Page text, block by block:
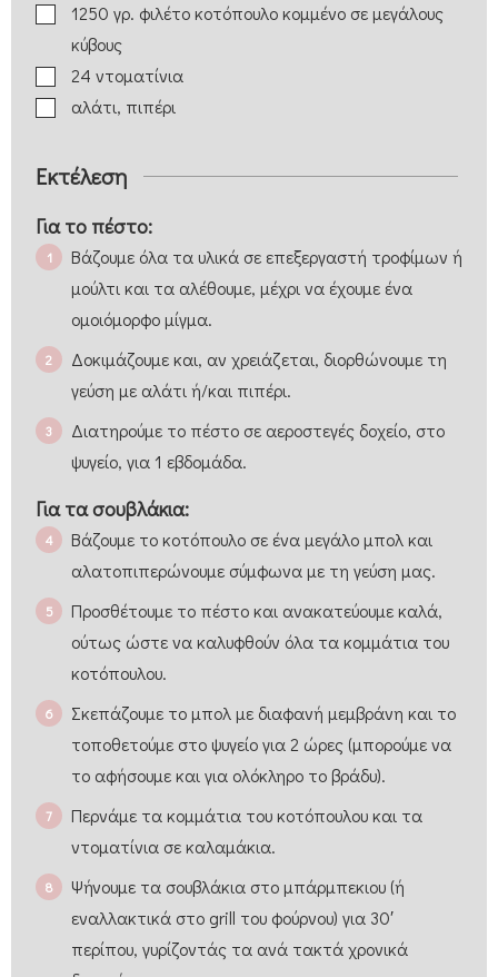
1250 γρ. φιλέτο κοτόπουλοκομμένο σε μεγάλους
κύβους
24 ντοματίνια
αλάτι, πιπέρι
Εκτέλεση
Για το πέστο:
Βάζουμε όλα τα υλικά σε επεξεργαστή τροφίμων ή
μούλτι και τα αλέθουμε, μέχρι να έχουμε ένα
ομοιόμορφο μίγμα.
Δοκιμάζουμε και, αν χρειάζεται, διορθώνουμε τη
γεύση με αλάτι ή/και πιπέρι.
Διατηρούμε το πέστο σε αεροστεγές δοχείο, στο
ψυγείο, για 1 εβδομάδα.
Για τα σουβλάκια:
Βάζουμε το κοτόπουλο σε ένα μεγάλο μπολ και
αλατοπιπερώνουμε σύμφωνα με τη γεύση μας.
Προσθέτουμε το πέστο και ανακατεύουμε καλά,
ούτως ώστε να καλυφθούν όλα τα κομμάτια του
κοτόπουλου.
Σκεπάζουμε το μπολ με διαφανή μεμβράνη και το
τοποθετούμε στο ψυγείο για 2 ώρες (μπορούμε να
το αφήσουμε και για ολόκληρο το βράδυ).
Περνάμε τα κομμάτια του κοτόπουλου και τα
ντοματίνια σε καλαμάκια.
Ψήνουμε τα σουβλάκια στο μπάρμπεκιου (ή
εναλλακτικά στο grill του φούρνου) για 30′
περίπου, γυρίζοντάς τα ανά τακτά χρονικά